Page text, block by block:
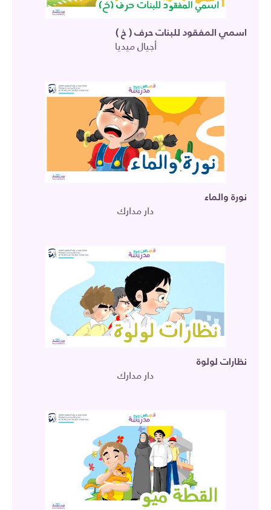
اسمي المفقود للبنات حرف ( خ )
أجيال ميديا
نورة والماء
دار مدارك
نظارات لولوة
دار مدارك